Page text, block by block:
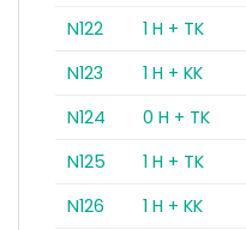
N122
1 H + TK
N123
1 H + KK
N124
0 H + TK
N125
1 H + TK
N126
1 H + KK